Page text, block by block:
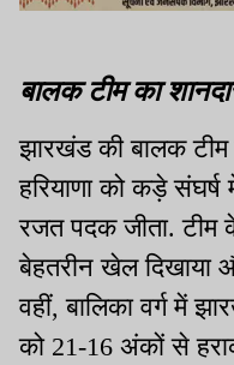
बालक टीम का
झारखंड की बालक
हरियाणा को कड़े
रजत पदक जीता. टीम
बेहतरीन खेल दिखाया
वहीं, बालिका वर्ग में
को 21-16 अंकों से